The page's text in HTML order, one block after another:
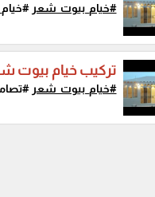
#خيام_بيوت_شعر
تركيب خيام بيوت
#خيام_بيوت_شعر